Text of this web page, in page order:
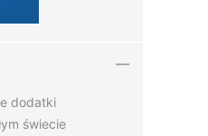
dodatki
świecie